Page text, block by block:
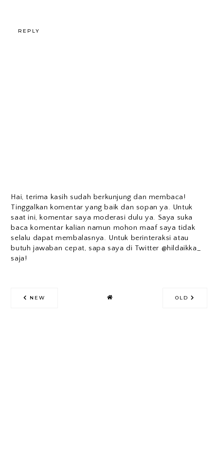
REPLY
Hai, terima kasih sudah berkunjung dan membaca!
Tinggalkan komentar yang baik dan sopan ya. Untuk
saat ini, komentar saya moderasi dulu ya. Saya suka
baca komentar kalian namun mohon maaf saya tidak
selalu dapat membalasnya. Untuk berinteraksi atau
butuh jawaban cepat, sapa saya di Twitter @hildaikka_
saja!
NEW OLD